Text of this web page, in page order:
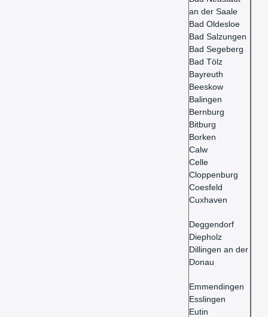
an der Saale
Bad Oldesloe
Bad Salzungen
Bad Segeberg
Bad Tölz
Bayreuth
Beeskow
Balingen
Bernburg
Bitburg
Borken
Calw
Celle
Cloppenburg
Coesfeld
Cuxhaven
Deggendorf
Diepholz
Dillingen an der
Donau
Emmendingen
Esslingen
Eutin